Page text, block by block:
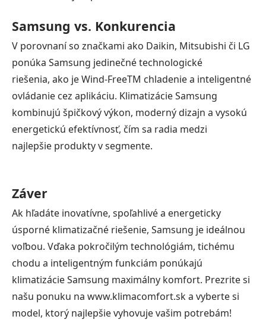
Samsung vs. Konkurencia
V porovnaní so značkami ako Daikin, Mitsubishi či LG
ponúka Samsung jedinečné technologické
riešenia, ako je Wind-FreeTM chladenie a inteligentné
ovládanie cez aplikáciu. Klimatizácie Samsung
kombinujú špičkový výkon, moderný dizajn a vysokú
energetickú efektívnosť, čím sa radia medzi
najlepšie produkty v segmente.
Záver
Ak hľadáte inovatívne, spoľahlivé a energeticky
úsporné klimatizačné riešenie, Samsung je ideálnou
voľbou. Vďaka pokročilým technológiám, tichému
chodu a inteligentným funkciám ponúkajú
klimatizácie Samsung maximálny komfort. Prezrite si
našu ponuku na www.klimacomfort.sk a vyberte si
model, ktorý najlepšie vyhovuje vašim potrebám!